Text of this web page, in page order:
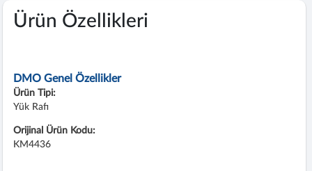
Ürün Özellikleri
DMO Genel Özellikler
Ürün Tipi:
Yük Rafı
Orijinal Ürün Kodu:
KM4436